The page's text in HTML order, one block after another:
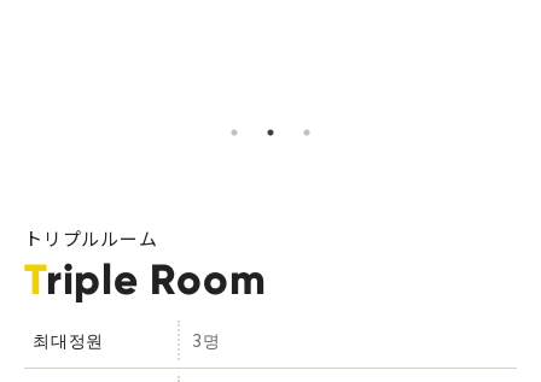
トリプルルーム
Triple Room
최대정원 3명